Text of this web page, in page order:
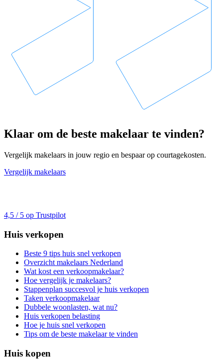
Klaar om de beste makelaar te vinden?
Vergelijk makelaars in jouw regio en bespaar op courtagekosten.
Vergelijk makelaars
4,5 / 5 op Trustpilot
Huis verkopen
Beste 9 tips huis snel verkopen
Overzicht makelaars Nederland
Wat kost een verkoopmakelaar?
Hoe vergelijk je makelaars?
Stappenplan succesvol je huis verkopen
Taken verkoopmakelaar
Dubbele woonlasten, wat nu?
Huis verkopen belasting
Hoe je huis snel verkopen
Tips om de beste makelaar te vinden
Huis kopen